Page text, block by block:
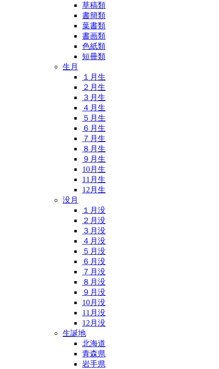
草稿類
書簡類
葉書類
書画類
色紙類
短冊類
生月
１月生
２月生
３月生
４月生
５月生
６月生
７月生
８月生
９月生
10月生
11月生
12月生
没月
１月没
２月没
３月没
４月没
５月没
６月没
７月没
８月没
９月没
10月没
11月没
12月没
生誕地
北海道
青森県
岩手県